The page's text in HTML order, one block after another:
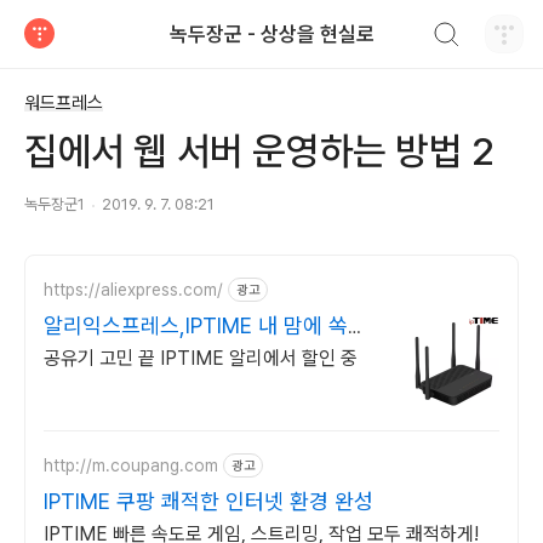
녹두장군 - 상상을 현실로
워드프레스
집에서 웹 서버 운영하는 방법 2
녹두장군1 2019. 9. 7. 08:21
https://aliexpress.com/ 광고
알리익스프레스,IPTIME 내 맘에 쏙드
는 오늘의 특가
공유기 고민 끝 IPTIME 알리에서 할인 중
http://m.coupang.com 광고
IPTIME 쿠팡 쾌적한 인터넷 환경 완성
IPTIME 빠른 속도로 게임, 스트리밍, 작업 모두 쾌적하게!